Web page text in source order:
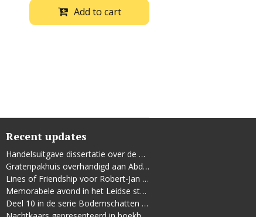
Add to cart
Recent updates
Handelsuitgave dissertatie over de Leidse vrouwenbeweging
Gratenpakhuis overhandigd aan Abdelhaq Jermoumi
Lines of Friendship voor Robert-Jan te Rijdt
Memorabele avond in het Leidse stadhuis
Deel 10 in de serie Bodemschatten en Bouwgeheimen verschenen